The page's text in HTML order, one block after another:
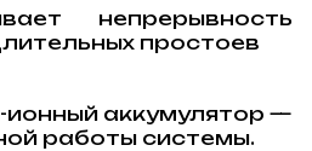
непрерывность
простоев
аккумулятор —
работы системы.